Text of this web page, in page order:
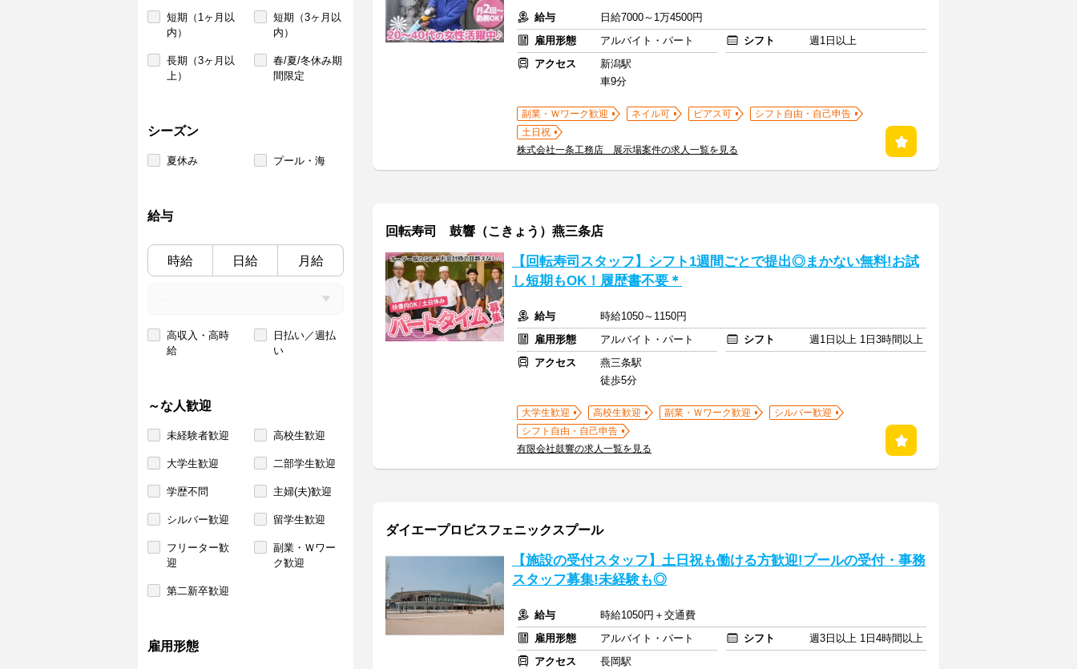
短期（1ヶ月以
内）
短期（3ヶ月以
内）
長期（3ヶ月以
上）
春/夏/冬休み期
間限定
シーズン
夏休み プール・海
給与
時給 日給 月給
高収入・高時
給
日払い／週払
い
～な人歓迎
未経験者歓迎 高校生歓迎
大学生歓迎 二部学生歓迎
学歴不問 主婦(夫)歓迎
シルバー歓迎 留学生歓迎
フリーター歓
迎
副業・Ｗワー
ク歓迎
第二新卒歓迎
雇用形態
給与
日給7000～1万4500円
雇用形態
アルバイト・パート シフト
週1日以上
アクセス
新潟駅
車9分
副業・Ｗワーク歓迎 ネイル可 ピアス可
シフト自由・自己申告
土日祝
株式会社一条工務店 展示場案件の求人一覧を見る
回転寿司 鼓響（こきょう）燕三条店
【回転寿司スタッフ】シフト1週間ごとで提出◎まかない無料!お試
し短期もOK！履歴書不要＊
給与
時給1050～1150円
雇用形態
アルバイト・パート シフト
週1日以上 1日3時間以上
アクセス
燕三条駅
徒歩5分
大学生歓迎 高校生歓迎 副業・Ｗワーク歓迎
シルバー歓迎
シフト自由・自己申告
有限会社鼓響の求人一覧を見る
ダイエープロビスフェニックスプール
【施設の受付スタッフ】土日祝も働ける方歓迎!プールの受付・事務
スタッフ募集!未経験も◎
給与
時給1050円＋交通費
雇用形態
アルバイト・パート シフト
週3日以上 1日4時間以上
アクセス
長岡駅